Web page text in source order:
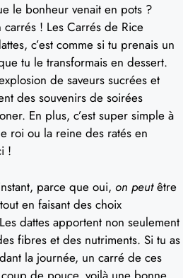
le bonheur venait en pots ?
carrés ! Les Carrés de Rice
c’est comme si tu prenais un
tu le transformais en dessert.
de saveurs sucrées et
des souvenirs de soirées
En plus, c’est super simple à
roi ou la reine des ratés en
!
parce que oui, on peutêtre
en faisant des choix
dattes apportent non seulement
fibres et des nutriments. Si tu as
la journée, un carré de ces